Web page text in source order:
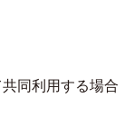
同利用する場合